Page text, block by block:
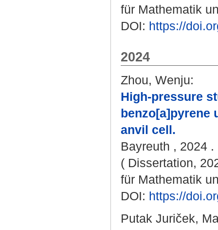
für Mathematik
DOI: https://
2024
Zhou, Wenju:
High-pressure
benzo[a]pyrene
anvil cell.
Bayreuth , 2024 .
( Dissertation,
für Mathematik
DOI: https://
Putak Juriček,